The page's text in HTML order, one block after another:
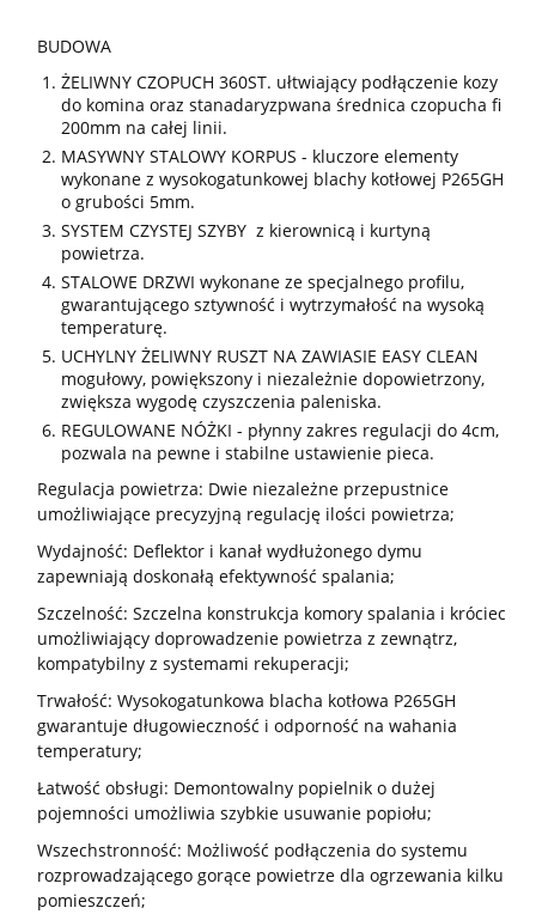
BUDOWA
ŻELIWNY CZOPUCH 360ST. ułtwiający podłączenie kozy
do komina oraz stanadaryzpwana średnica czopucha fi
200mm na całej linii.
MASYWNY STALOWY KORPUS - kluczore elementy
wykonane z wysokogatunkowej blachy kotłowej P265GH
o grubości 5mm.
SYSTEM CZYSTEJ SZYBY z kierownicą i kurtyną
powietrza.
STALOWE DRZWI wykonane ze specjalnego profilu,
gwarantującego sztywność i wytrzymałość na wysoką
temperaturę.
UCHYLNY ŻELIWNY RUSZT NA ZAWIASIE EASY CLEAN
mogułowy, powiększony i niezależnie dopowietrzony,
zwiększa wygodę czyszczenia paleniska.
REGULOWANE NÓŻKI - płynny zakres regulacji do 4cm,
pozwala na pewne i stabilne ustawienie pieca.
Regulacja powietrza: Dwie niezależne przepustnice
umożliwiające precyzyjną regulację ilości powietrza;
Wydajność: Deflektor i kanał wydłużonego dymu
zapewniają doskonałą efektywność spalania;
Szczelność: Szczelna konstrukcja komory spalania i króciec
umożliwiający doprowadzenie powietrza z zewnątrz,
kompatybilny z systemami rekuperacji;
Trwałość: Wysokogatunkowa blacha kotłowa P265GH
gwarantuje długowieczność i odporność na wahania
temperatury;
Łatwość obsługi: Demontowalny popielnik o dużej
pojemności umożliwia szybkie usuwanie popiołu;
Wszechstronność: Możliwość podłączenia do systemu
rozprowadzającego gorące powietrze dla ogrzewania kilku
pomieszczeń;